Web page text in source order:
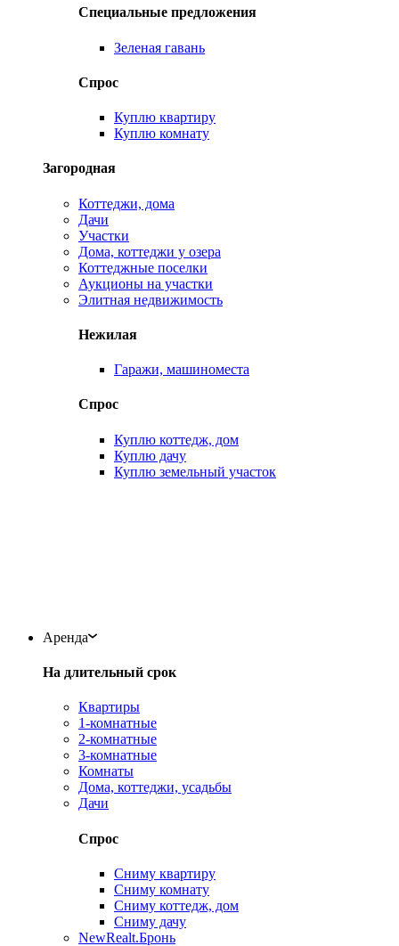
Специальные предложения
Зеленая гавань
Спрос
Куплю квартиру
Куплю комнату
Загородная
Коттеджи, дома
Дачи
Участки
Дома, коттеджи у озера
Коттеджные поселки
Аукционы на участки
Элитная недвижимость
Нежилая
Гаражи, машиноместа
Спрос
Куплю коттедж, дом
Куплю дачу
Куплю земельный участок
Аренда
На длительный срок
Квартиры
1-комнатные
2-комнатные
3-комнатные
Комнаты
Дома, коттеджи, усадьбы
Дачи
Спрос
Сниму квартиру
Сниму комнату
Сниму коттедж, дом
Сниму дачу
NewRealt.Бронь